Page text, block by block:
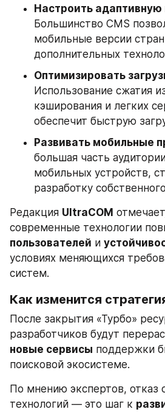
Настроить
Большинство CMS
мобильные версии
дополнительных
Оптимизировать
Использование сжатия
кэширования и легких
обеспечит быструю
Развивать мобильные
большая часть
мобильных устройств,
разработку
Редакция UltraCOM
современные технологии
пользователей и
условиях меняющихся
систем.
Как изменится
После закрытия «Турбо»
новые сервисы поддержки
поисковой экосистеме.
По мнению экспертов, отказ
технологий — это шаг к